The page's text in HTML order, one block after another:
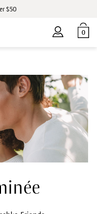
$50
0